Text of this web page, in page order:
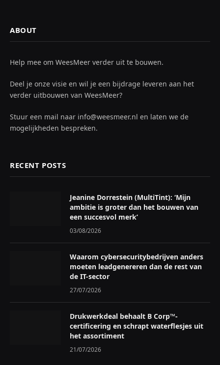
ABOUT
Help mee om WeesMeer verder uit te bouwen.
Deel je onze visie en wil je een bijdrage leveren aan het
verder uitbouwen van WeesMeer?
Stuur een mail naar info@weesmeer.nl en laten we de
mogelijkheden bespreken.
RECENT POSTS
Jeanine Dorrestein (MultiTint): ‘Mijn
ambitie is groter dan het bouwen van
een succesvol merk’
03/08/2026
Waarom cybersecuritybedrijven anders
moeten leadgenereren dan de rest van
de IT-sector
27/07/2026
Drukwerkdeal behaalt B Corp™-
certificering en schrapt waterflesjes uit
het assortiment
21/07/2026